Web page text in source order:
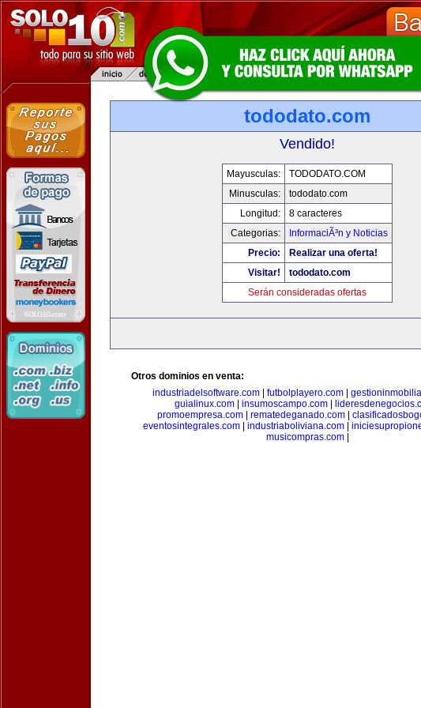
tododato.com
Vendido!
Mayusculas:
TODODATO.COM
Minusculas:
tododato.com
Longitud:
8 caracteres
Categorias:
InformaciÃ³n y Noticias
Precio:
Realizar una oferta!
Visitar!
tododato.com
Serán consideradas ofertas
Otros dominios en venta:
industriadelsoftware.com| futbolplayero.com|
guialinux.com
insumoscampo.com
promoempresa.com| rematedeganado.com|
eventosintegrales.com| industriaboliviana.com|
musicompras.com|